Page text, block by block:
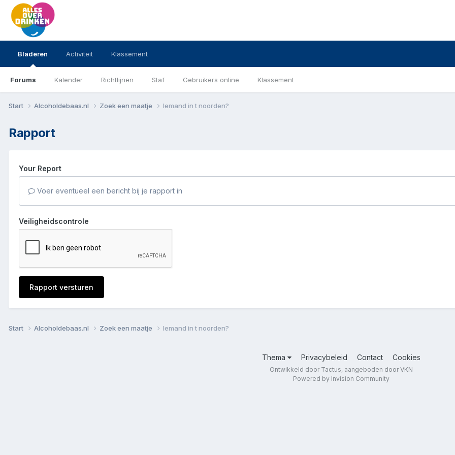
Bladeren
Forums Kalender Richtlijnen Staf Gebruikers online Klassement
Activiteit Klassement
Start Alcoholdebaas.nl Zoek een maatje Iemand in t noorden?
Rapport
Your Report
Voer eventueel een bericht bij je rapport in
Veiligheidscontrole
Rapport versturen
Start Alcoholdebaas.nl Zoek een maatje Iemand in t noorden?
Thema Privacybeleid Contact Cookies
Ontwikkeld door Tactus, aangeboden door VKN
Powered by Invision Community